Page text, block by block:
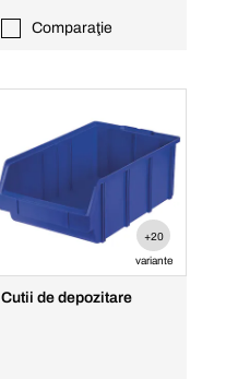
Comparaţie
+20
variante
Cutii de depozitare